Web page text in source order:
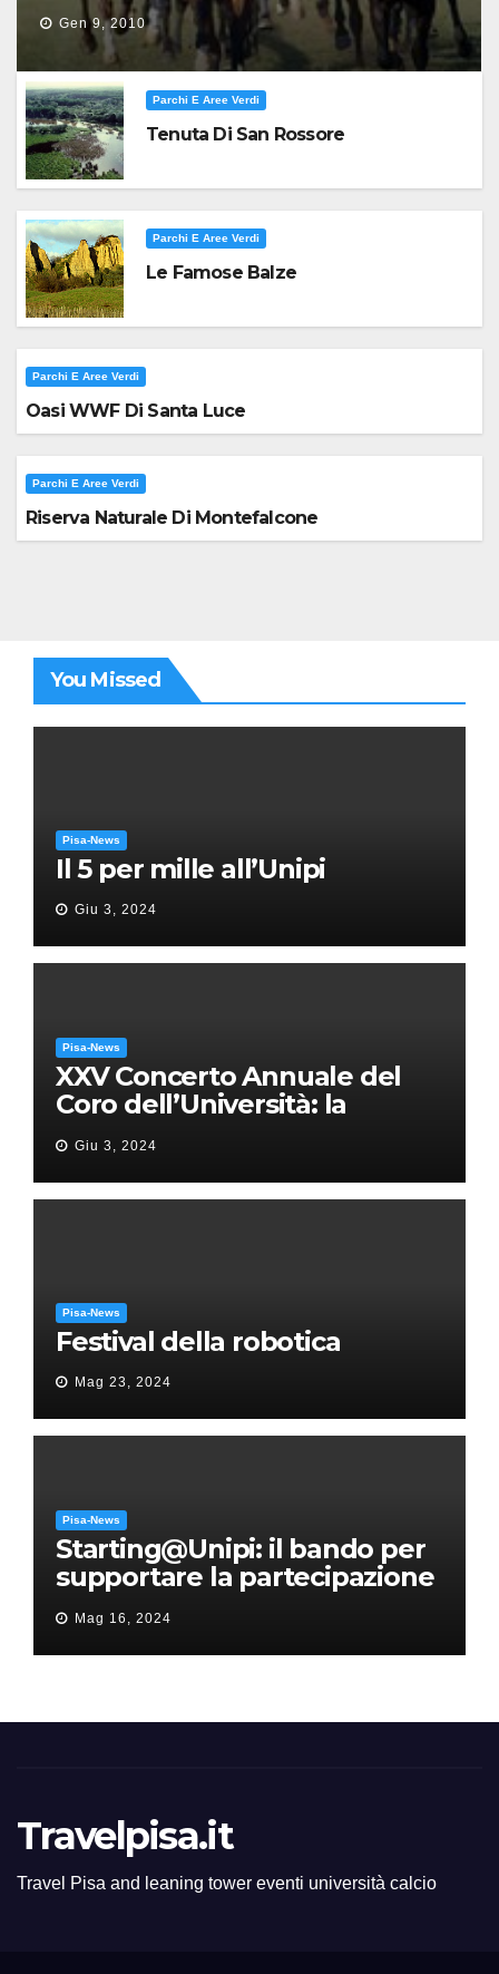
Gen 9, 2010
Parchi E Aree Verdi
Tenuta Di San Rossore
Parchi E Aree Verdi
Le Famose Balze
Parchi E Aree Verdi
Oasi WWF Di Santa Luce
Parchi E Aree Verdi
Riserva Naturale Di Montefalcone
You Missed
Pisa-News
Il 5 per mille all’Unipi
Giu 3, 2024
Pisa-News
XXV Concerto Annuale del
Coro dell’Università: la
“Messa in gloria” di Giacomo
Puccini
Giu 3, 2024
Pisa-News
Festival della robotica
Mag 23, 2024
Pisa-News
Starting@Unipi: il bando per
supportare la partecipazione
all’ERC Starting Grant
Mag 16, 2024
Travelpisa.it
Travel Pisa and leaning tower eventi università calcio